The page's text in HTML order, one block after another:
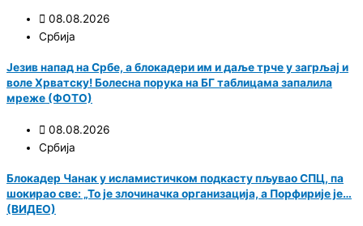
08.08.2026
Србија
Језив напад на Србе, а блокадери им и даље трче у загрљај и
воле Хрватску! Болесна порука на БГ таблицама запалила
мреже (ФОТО)
08.08.2026
Србија
Блокадер Чанак у исламистичком подкасту пљувао СПЦ, па
шокирао све: „То је злочиначка организација, а Порфирије је…
(ВИДЕО)